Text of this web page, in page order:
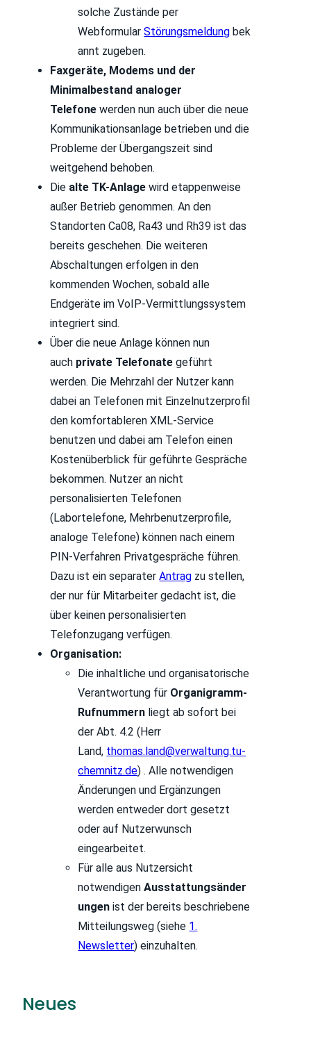
solche Zustände per
WebformularStörungsmeldung bek
annt zugeben.
Faxgeräte, Modems und der
Minimalbestand analoger
Telefone werden nun auch über die neue
Kommunikationsanlage betrieben und die
Probleme der Übergangszeit sind
weitgehend behoben.
Die alte TK-Anlage wird etappenweise
außer Betrieb genommen. An den
Standorten Ca08, Ra43 und Rh39 ist das
bereits geschehen. Die weiteren
Abschaltungen erfolgen in den
kommenden Wochen, sobald alle
Endgeräte im VoIP-Vermittlungssystem
integriert sind.
Über die neue Anlage können nun
auch private Telefonate geführt
werden. Die Mehrzahl der Nutzer kann
dabei an Telefonen mit Einzelnutzerprofil
den komfortableren XML-Service
benutzen und dabei am Telefon einen
Kostenüberblick für geführte Gespräche
bekommen. Nutzer an nicht
personalisierten Telefonen
(Labortelefone, Mehrbenutzerprofile,
analoge Telefone) können nach einem
PIN-Verfahren Privatgespräche führen.
Dazu ist ein separaterAntrag zu stellen,
der nur für Mitarbeiter gedacht ist, die
über keinen personalisierten
Telefonzugang verfügen.
Organisation:
Die inhaltliche und organisatorische
Verantwortung für Organigramm-
Rufnummern liegt ab sofort bei
der Abt. 4.2 (Herr
Land, thomas.land@verwaltung.tu-
chemnitz.de) . Alle notwendigen
Änderungen und Ergänzungen
werden entweder dort gesetzt
oder auf Nutzerwunsch
eingearbeitet.
Für alle aus Nutzersicht
notwendigenAusstattungsänder
ungen ist der bereits beschriebene
Mitteilungsweg (siehe 1.
Newsletter) einzuhalten.
Neues